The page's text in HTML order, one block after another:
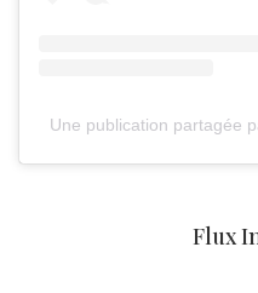
Une publication partagée
Flux